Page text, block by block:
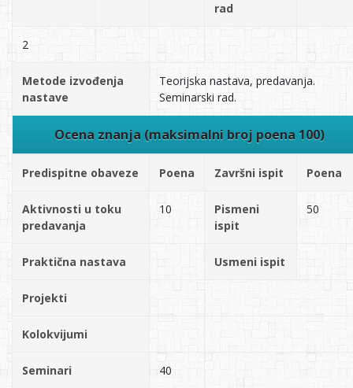
rad
2
Metode izvođenja
nastave
Teorijska nastava, predavanja.
Seminarski rad.
Ocena znanja (maksimalni broj poena 100)
Predispitne obaveze Poena Završni ispit Poena
Aktivnosti u toku
predavanja
10
Pismeni
ispit
50
Praktična nastava Usmeni ispit
Projekti
Kolokvijumi
Seminari 40